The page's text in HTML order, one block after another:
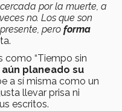
por la muerte, a
no. Los que son
pero forma
como “Tiempo sin
planeado su
a sí misma como un
llevar prisa ni
escritos.